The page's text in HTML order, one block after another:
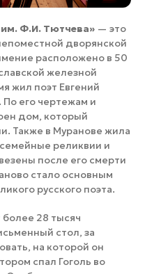
Ф.И. Тютчева» — это
дворянской
расположено в 50
железной
жил поэт Евгений
его чертежам и
дом, который
Также в Муранове жила
реликвии и
после его смерти
стало основным
русского поэта.
28 тысяч
стол, за
на которой он
спал Гоголь во